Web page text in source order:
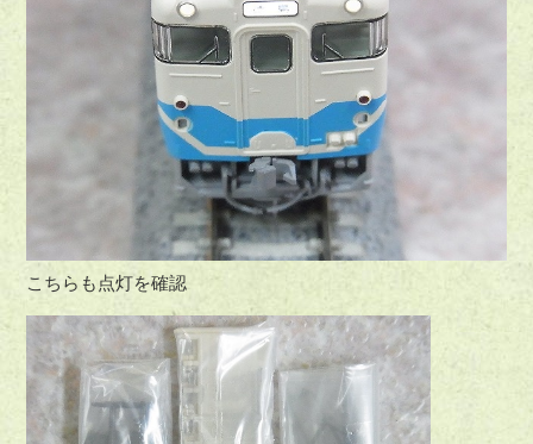
こちらも点灯を確認